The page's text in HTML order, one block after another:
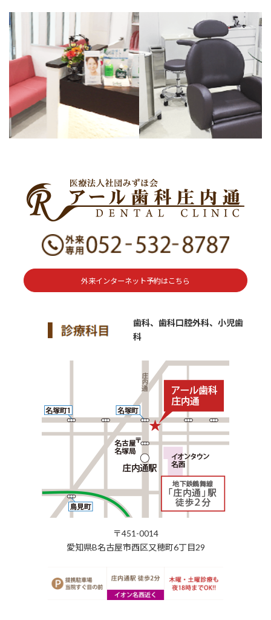
外来インターネット予約はこちら
歯科、歯科口腔外科、小児歯
科
〒451-0014
愛知県B名古屋市西区又穂町6丁目29